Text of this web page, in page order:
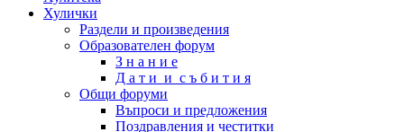
Хулички
Раздели и произведения
Образователен форум
З н а н и е
Д а т и и с ъ б и т и я
Общи форуми
Въпроси и предложения
Поздравления и честитки